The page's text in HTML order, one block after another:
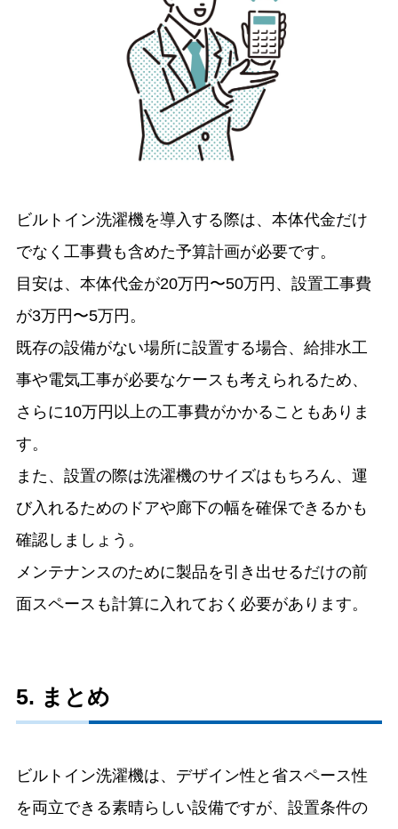
ビルトイン洗濯機を導入する際は、本体代金だけ
でなく工事費も含めた予算計画が必要です。
目安は、本体代金が20万円〜50万円、設置工事費
が3万円〜5万円。
既存の設備がない場所に設置する場合、給排水工
事や電気工事が必要なケースも考えられるため、
さらに10万円以上の工事費がかかることもありま
す。
また、設置の際は洗濯機のサイズはもちろん、運
び入れるためのドアや廊下の幅を確保できるかも
確認しましょう。
メンテナンスのために製品を引き出せるだけの前
面スペースも計算に入れておく必要があります。
5. まとめ
ビルトイン洗濯機は、デザイン性と省スペース性
を両立できる素晴らしい設備ですが、設置条件の